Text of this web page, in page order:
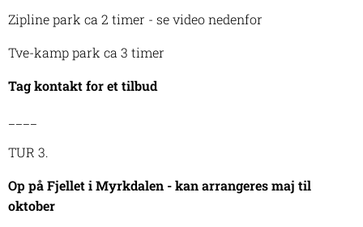
Zipline park ca 2 timer - se video nedenfor
Tve-kamp park ca 3 timer
Tag kontakt for et tilbud
TUR 3.
Op på Fjellet i Myrkdalen - kan arrangeres maj til
oktober